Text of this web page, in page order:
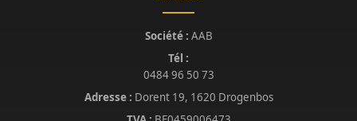
Société : AAB
Tél :
0484 96 50 73
Adresse : Dorent 19, 1620 Drogenbos